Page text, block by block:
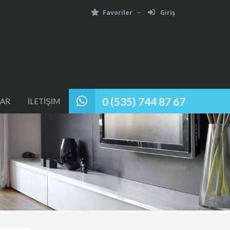
Favoriler Giriş
0 (535) 744 87 67
İLETİŞİM